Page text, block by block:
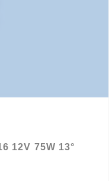
12V 75W 13°